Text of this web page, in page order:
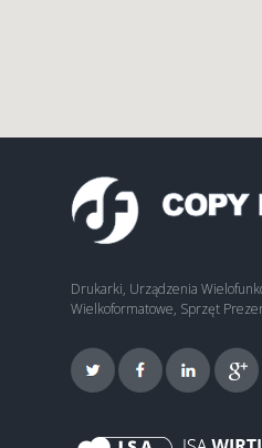
Drukarki, Urządzenia
Wielkoformatowe, Sprzęt